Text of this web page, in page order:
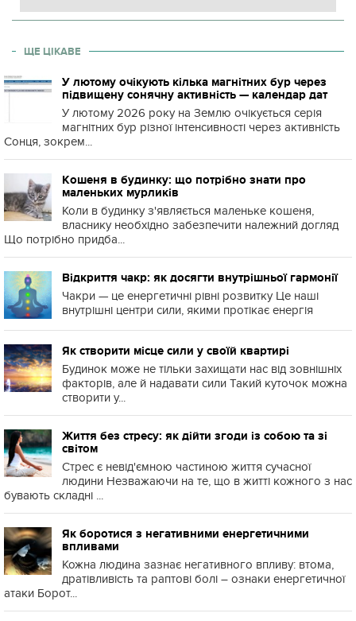
ЩЕ ЦІКАВЕ
У лютому очікують кілька магнітних бур через
підвищену сонячну активність — календар дат
У лютому 2026 року на Землю очікується серія
магнітних бур різної інтенсивності через активність
Сонця, зокрем...
Кошеня в будинку: що потрібно знати про
маленьких мурликів
Коли в будинку з'являється маленьке кошеня,
власнику необхідно забезпечити належний догляд
Що потрібно придба...
Відкриття чакр: як досягти внутрішньої гармонії
Чакри — це енергетичні рівні розвитку Це наші
внутрішні центри сили, якими протікає енергія
Як створити місце сили у своїй квартирі
Будинок може не тільки захищати нас від зовнішніх
факторів, але й надавати сили Такий куточок можна
створити у...
Життя без стресу: як дійти згоди із собою та зі
світом
Стрес є невід'ємною частиною життя сучасної
людини Незважаючи на те, що в житті кожного з нас
бувають складні ...
Як боротися з негативними енергетичними
впливами
Кожна людина зазнає негативного впливу: втома,
дратівливість та раптові болі – ознаки енергетичної
атаки Борот...